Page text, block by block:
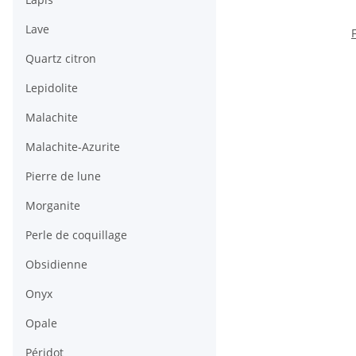
Lave
Quartz citron
Lepidolite
Malachite
Malachite-Azurite
Pierre de lune
Morganite
Perle de coquillage
Obsidienne
Onyx
Opale
Péridot